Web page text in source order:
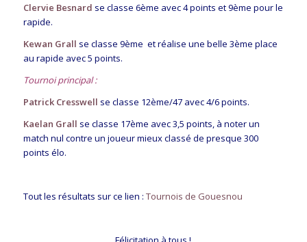
Clervie Besnard se classe 6ème avec 4 points et 9ème pour le
rapide.
Kewan Grall se classe 9ème et réalise une belle 3ème place
au rapide avec 5 points.
Tournoi principal :
Patrick Cresswell se classe 12ème/47 avec 4/6 points.
Kaelan Grall se classe 17ème avec 3,5 points, à noter un
match nul contre un joueur mieux classé de presque 300
points élo.
Tout les résultats sur ce lien : Tournois de Gouesnou